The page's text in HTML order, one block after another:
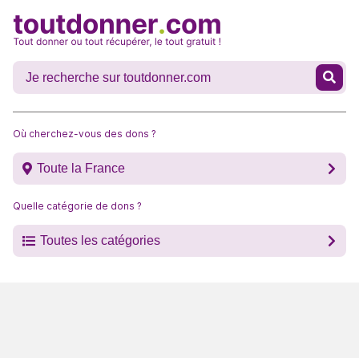
Où cherchez-vous des dons ?
Toute la France
Quelle catégorie de dons ?
Toutes les catégories